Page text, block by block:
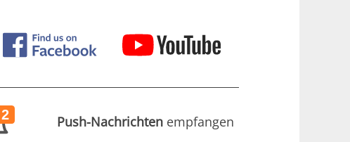
2 Push-Nachrichten empfangen